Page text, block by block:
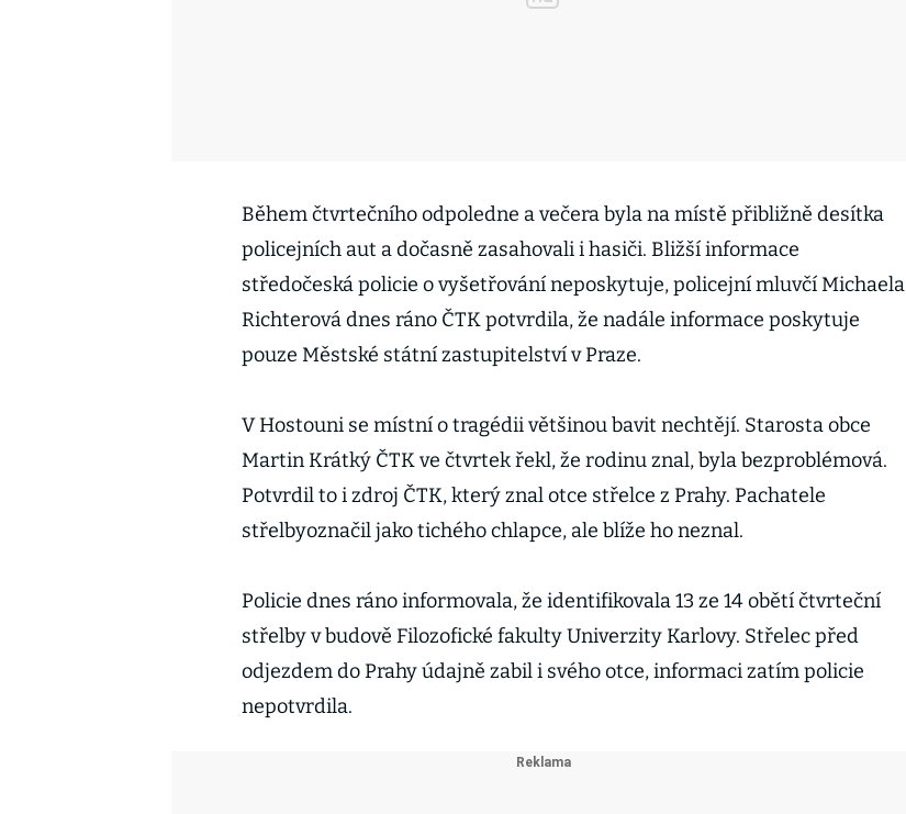
Během čtvrtečního odpoledne a večera byla na místě přibližně desítka
policejních aut a dočasně zasahovali i hasiči. Bližší informace
středočeská policie o vyšetřování neposkytuje, policejní mluvčí Michaela
Richterová dnes ráno ČTK potvrdila, že nadále informace poskytuje
pouze Městské státní zastupitelství v Praze.
V Hostouni se místní o tragédii většinou bavit nechtějí. Starosta obce
Martin Krátký ČTK ve čtvrtek řekl, že rodinu znal, byla bezproblémová.
Potvrdil to i zdroj ČTK, který znal otce střelce z Prahy. Pachatele
střelbyoznačil jako tichého chlapce, ale blíže ho neznal.
Policie dnes ráno informovala, že identifikovala 13 ze 14 obětí čtvrteční
střelby v budově Filozofické fakulty Univerzity Karlovy. Střelec před
odjezdem do Prahy údajně zabil i svého otce, informaci zatím policie
nepotvrdila.